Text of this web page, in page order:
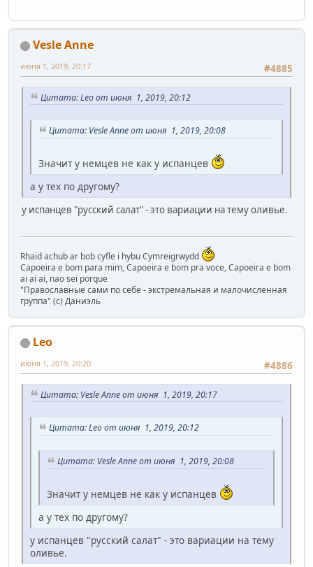
Vesle Anne
#4885
июня 1, 2019, 20:17
Цитата: Leo от июня 1, 2019, 20:12
Цитата: Vesle Anne от июня 1, 2019, 20:08
Значит у немцев не как у испанцев
а у тех по другому?
у испанцев "русский салат" - это вариации на тему оливье.
Rhaid achub ar bob cyfle i hybu Cymreigrwydd
Capoeira e bom para mim, Capoeira e bom pra voce, Capoeira e bom
ai ai ai, nao sei porque
"Православные сами по себе - экстремальная и малочисленная
группа" (с) Даниэль
Leo
#4886
июня 1, 2019, 20:20
Цитата: Vesle Anne от июня 1, 2019, 20:17
Цитата: Leo от июня 1, 2019, 20:12
Цитата: Vesle Anne от июня 1, 2019, 20:08
Значит у немцев не как у испанцев
а у тех по другому?
у испанцев "русский салат" - это вариации на тему
оливье.